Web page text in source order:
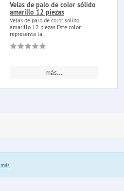
Velas de palo de color sólido
amarillo 12 piezas
Velas de palo de color sólido
amarillo 12 piezas Este color
representa la...
más...
más